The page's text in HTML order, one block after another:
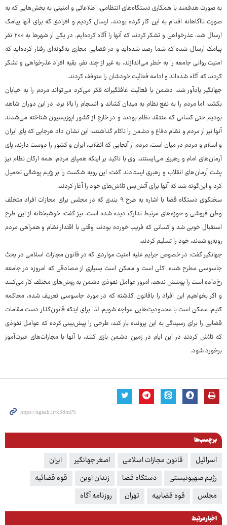
به صورت هدفمند با همکاری دستگاه‌های انتظامی، اطلاعاتی و امنیتی به بخش‌هایی که به
صورت ناآگاهانه اقدام به این کار کرده بودند، ارسال کردیم و افرادی که برای آنها پیامک
ارسال شد، عذرخواهی و تشکر کردند که آنها را آگاه کرده‌ایم. در یکی از شهرها به ۲۰۰ نفر
پیامک ارسال شده که شما رصد شده‌اید و در فضایی مجازی به‌گونه‌ای رفتار کرده‌اید که
امنیت روانی جامعه را به خطر می‌اندازند، به غیر از چند نفر، بقیه افراد عذرخواهی و تشکر
کردند که آگاه شده‌اند و ادامه فعالیت خودشان را متوقف کردند.
جهانگیر یادآور شد: دشمن با فعالیت غافلگیرانه فکر می‌کرد می‌تواند مردم را به خیابان
بکشد؛ اما مردم را به نفع نظام به میدان کشاند و انسجام را بالا برد، در این دوران شاهد
بودیم حتی کسانی که منتقد نظام بودند و در خارج از کشور اپوزیسیون شناخته می‌شدند
آنها نیز از مردم و نظام دفاع و دشمن را ناکام گذاشتند؛ این نشان داد هرجایی که پای ایران
و اسلام و مردم در میان است، مردم از آنجایی که انقلاب، ایران و کشور را دوست دارند، پای
آرمان‌های امام و رهبری می‌ایستند. وی با تاکید بر اینکه همپای مردم، همه ارکان نظام نیز
پشت آرمان‌های انقلاب و رهبری ایستادند گفت: این رویه شکست را بر رژیم پوشالی تحمیل
کرد و این‌گونه شد که آنها برای آتش‌بس تلاش‌های خود را آغاز کردند.
سخنگوی دستگاه قضا با اشاره به طرح ۹ بندی که در مجلس برای مجازات افراد متخلف
وطن فروشی و حوزه‌های مرتبط تدارک دیده شده است، نیز گفت: خوشبختانه از این طرح
استقبال خوبی شد و کسانی که فریب خورده بودند، وقتی با اقتدار نظام و همراهی مردم
روبه‌رو شدند، خود را تسلیم کردند.
جهانگیر گفت: در خصوص جرایم علیه امنیت مواردی که در قانون مجازات اسلامی در بحث
جاسوسی مطرح شده، کلی است و ممکن است بسیاری از مصادقی که امروزه در جامعه
رخ‌داده است را پوشش ندهد، امروز عوامل نفوذی دشمن به روش‌های مختلف کار می‌کنند
و اگر بخواهیم این افراد را باقانون گذشته که در مورد جاسوسی تعریف شده، محاکمه
کنیم، ممکن است با محدودیت‌هایی مواجه شویم، لذا برای اینکه قانون‌گذار دست مقامات
قضایی را برای رسیدگی به این پرونده باز کند، طرحی را پیش‌بینی کرده که عوامل نفوذی
که تلاش کردند در این ایام در زمین دشمن بازی کنند، با آنها با مجازات‌های عبرت‌آموز
برخورد شود.
برچسب‌ها
اسرائیل قانون مجازات اسلامی اصغر جهانگیر
ایران
رژیم صهیونیستی
دستگاه قضا زندان اوین
قوه قضائیه
مجلس
قوه قضاییه تهران روزنامه آگاه
اخبار مرتبط